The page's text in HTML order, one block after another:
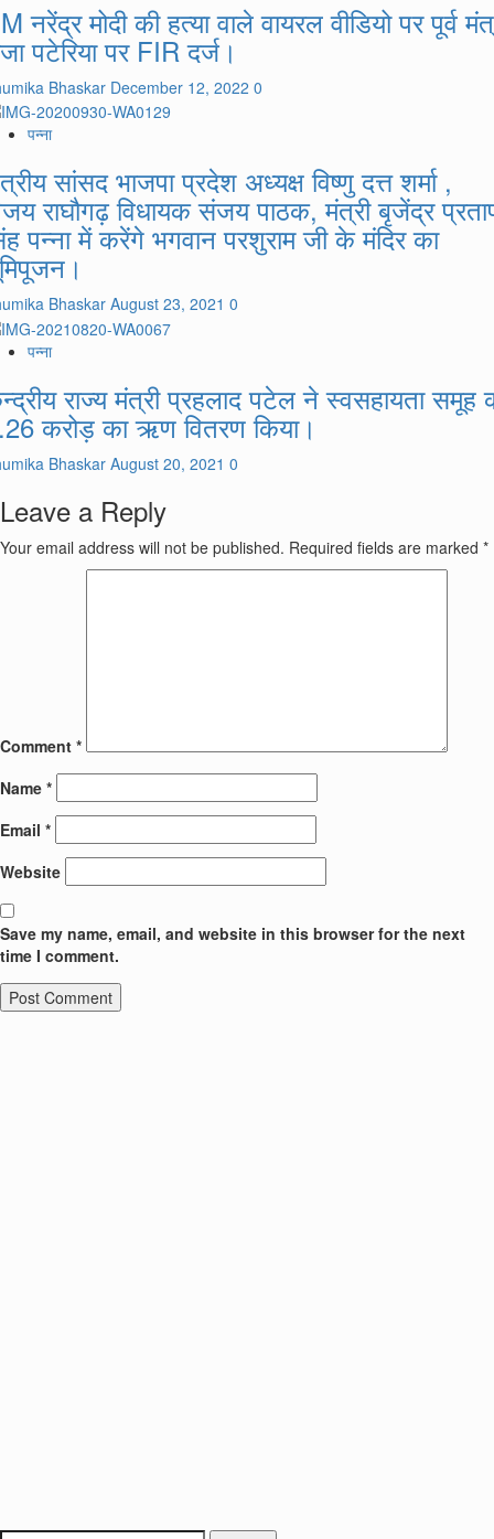
नरेंद्र मोदी की हत्या वाले वायरल वीडियो पर पूर्व
पटेरिया पर FIR दर्ज।
Bhaskar December 12, 2022 0
पन्ना
सांसद भाजपा प्रदेश अध्यक्ष विष्णु दत्त शर्मा ,
राघौगढ़ विधायक संजय पाठक, मंत्री बृजेंद्र
पन्ना में करेंगे भगवान परशुराम जी के मंदिर का
Bhaskar August 23, 2021 0
पन्ना
राज्य मंत्री प्रहलाद पटेल ने स्वसहायता समूह
करोड़ का ऋण वितरण किया।
Bhaskar August 20, 2021 0
Leave a Reply
Your email address will not be published. Required fields are marked *
Comment *
Name *
Email *
Website
Save my name, email, and website in this browser for the next
time I comment.